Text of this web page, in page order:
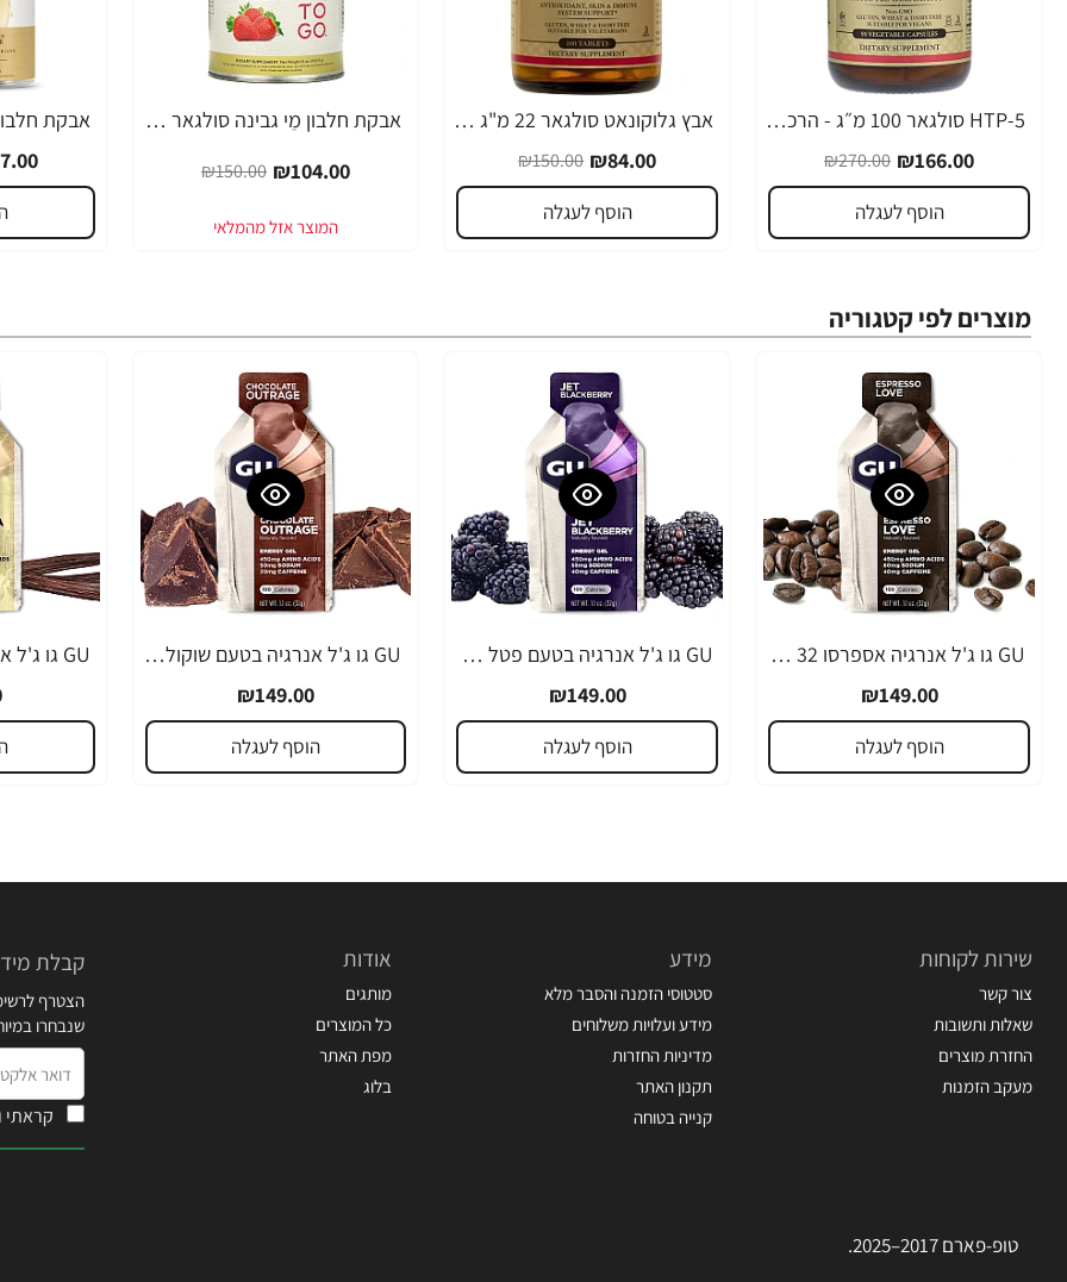
-39%
5-HTP סולגאר 100 מ״ג - הרכיב 5 הידרוקסי טריפטופן - 90 כמוסות מבית SOLGAR
₪166.00
₪270.00
הוסף לעגלה
-44%
אבץ גלוקונאט סולגאר 22 מ"ג - 250 טבליות מבית SOLGAR
₪84.00
₪150.00
הוסף לעגלה
-31%
אבקת חלבון מֵי גבינה סולגאר מי גבינה Whey To Go טעם תות משקל 454 גרם - מבית SOLGAR
₪104.00
₪150.00
-26%
מוצרים לפי קטגוריה
GU גו ג'ל אנרגיה אספרסו 32 גרם - 24 יחידות
₪149.00
הוסף לעגלה
GU גו ג'ל אנרגיה בטעם פטל שחור 32 גרם - 24 יחידות
₪149.00
הוסף לעגלה
GU גו ג'ל אנרגיה בטעם שוקולד 32 גרם - 24 יחידות
₪149.00
הוסף לעגלה
שירות לקוחות
צור קשר
שאלות ותשובות
החזרת מוצרים
מעקב הזמנות
מידע
סטטוסי הזמנה והסבר מלא
מידע ועלויות משלוחים
מדיניות החזרות
תקנון האתר
קנייה בטוחה
אודות
מותגים
כל המוצרים
מפת האתר
בלוג
קבלת
הצטרף
שנבחרו
אלקטרוני
קראתי
טופ-פארם 2017–2025.